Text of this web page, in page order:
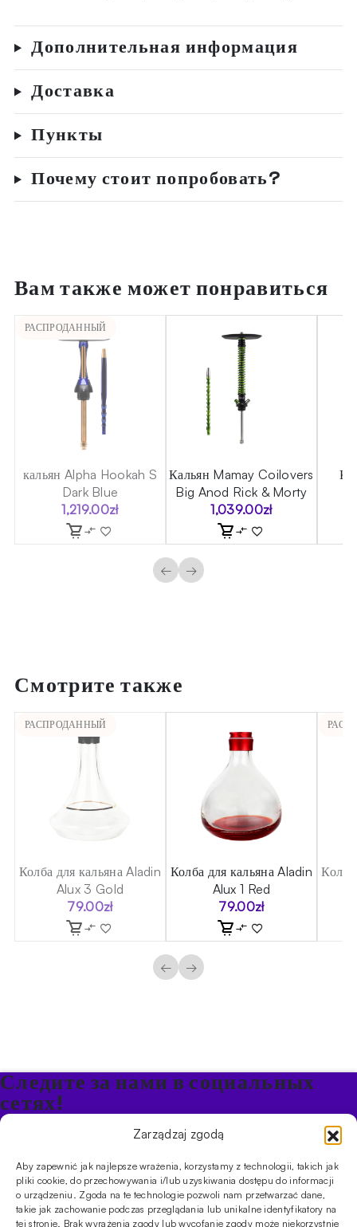
Zarządzaj zgodą
Aby zapewnić jak najlepsze wrażenia, korzystamy z technologii, takich jak
pliki cookie, do przechowywania i/lub uzyskiwania dostępu do informacji
o urządzeniu. Zgoda na te technologie pozwoli nam przetwarzać dane,
takie jak zachowanie podczas przeglądania lub unikalne identyfikatory na
tej stronie. Brak wyrażenia zgody lub wycofanie zgody może niekorzystnie
Дополнительная информация
Доставка
Пункты
Почему стоит попробовать?
Вам также может понравиться
РАСПРОДАННЫЙ
кальян Alpha Hookah S
Dark Blue
1,219.00zł
Кальян Mamay Coilovers
Big Anod Rick & Morty
1,039.00zł
← →
Смотрите также
РАСПРОДАННЫЙ
Колба для кальяна Aladin
Alux 3 Gold
79.00zł
Колба для кальяна Aladin
Alux 1 Red
79.00zł
← →
Следите за нами в социальных
сетях!
Будьте в курсе акций и новостей в Кальяне
ПРОДУКТЫ
КальяныЧашиУгли и розжигПродукты безникотиновые
ИНФОРМАЦИЯ